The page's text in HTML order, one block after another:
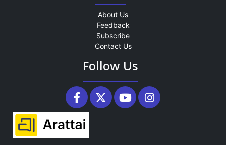
About Us
Feedback
Subscribe
Contact Us
Follow Us